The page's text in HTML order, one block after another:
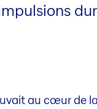
au cœur de